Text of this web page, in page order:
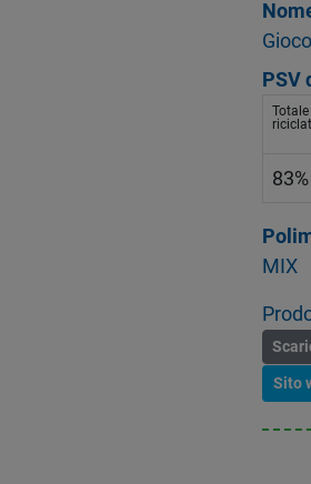
PSV
Totale
83%
MIX
Sito